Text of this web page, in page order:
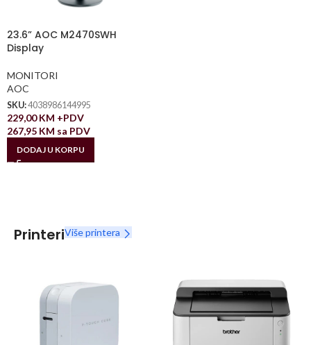
23.6” AOC M2470SWH
Display
MONITORI
AOC
SKU:4038986144995
229,00KM +PDV
267,95 KM sa PDV
DODAJ U KORPU
PrinteriViše printera